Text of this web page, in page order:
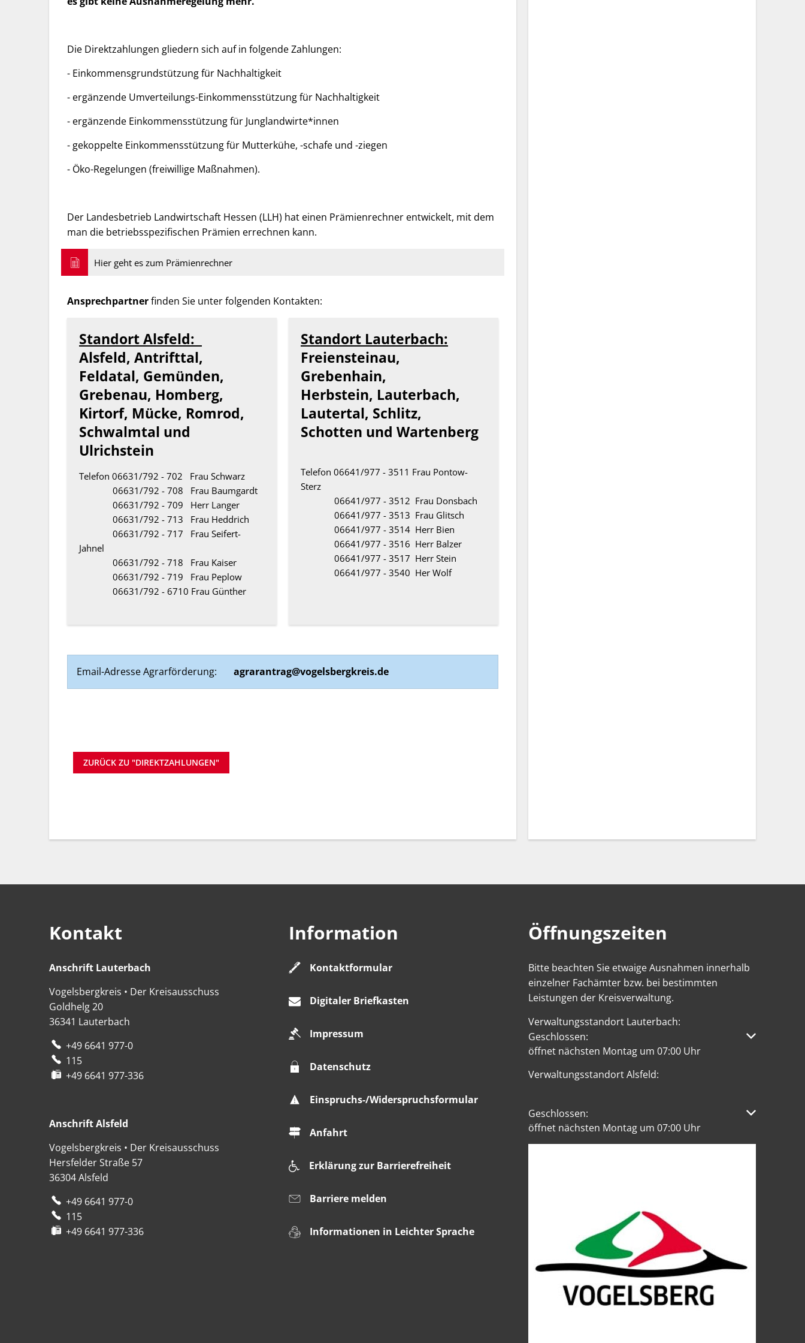
Die Direktzahlungen gliedern sich auf in folgende Zahlungen:
- Einkommensgrundstützung für Nachhaltigkeit
- ergänzende Umverteilungs-Einkommensstützung für Nachhaltigkeit
- ergänzende Einkommensstützung für Junglandwirte*innen
- gekoppelte Einkommensstützung für Mutterkühe, -schafe und -ziegen
- Öko-Regelungen (freiwillige Maßnahmen).
Der Landesbetrieb Landwirtschaft Hessen (LLH) hat einen Prämienrechner entwickelt, mit dem
man die betriebsspezifischen Prämien errechnen kann.
Hier geht es zum Prämienrechner
Ansprechpartnerfinden Sie unter folgenden Kontakten:
Standort Alsfeld:
Alsfeld, Antrifttal,
Feldatal, Gemünden,
Grebenau, Homberg,
Kirtorf, Mücke, Romrod,
Schwalmtal und
Ulrichstein
Telefon 06631/792 - 702 Frau Schwarz
06631/792 - 708 Frau Baumgardt
06631/792 - 709 Herr Langer
06631/792 - 713 Frau Heddrich
06631/792 - 717 Frau Seifert-
Jahnel
06631/792 - 718 Frau Kaiser
06631/792 - 719 Frau Peplow
06631/792 - 6710 Frau Günther
Standort Lauterbach:
Freiensteinau,
Grebenhain,
Herbstein, Lauterbach,
Lautertal, Schlitz,
Schotten und Wartenberg
Telefon 06641/977 - 3511 Frau Pontow-
Sterz
06641/977 - 3512 Frau Donsbach
06641/977 - 3513 Frau Glitsch
06641/977 - 3514 Herr Bien
06641/977 - 3516 Herr Balzer
06641/977 - 3517 Herr Stein
06641/977 - 3540 Her Wolf
Email-Adresse Agrarförderung: agrarantrag@vogelsbergkreis.de
ZURÜCK ZU "DIREKTZAHLUNGEN"
Kontakt
Anschrift Lauterbach
Vogelsbergkreis • Der Kreisausschuss
Goldhelg 20
36341 Lauterbach
+49 6641 977-0
115
+49 6641 977-336
Anschrift Alsfeld
Vogelsbergkreis • Der Kreisausschuss
Hersfelder Straße 57
36304Alsfeld
+49 6641 977-0
115
+49 6641 977-336
Information
Kontaktformular
Digitaler Briefkasten
Impressum
Datenschutz
Einspruchs-/Widerspruchsformular
Anfahrt
Erklärung zur Barrierefreiheit
Barriere melden
Informationen in Leichter Sprache
Öffnungszeiten
Bitte beachten Sie etwaige Ausnahmen innerhalb
einzelner Fachämter bzw. bei bestimmten
Leistungen der Kreisverwaltung.
Verwaltungsstandort Lauterbach:
Klicken, um weitere Öffnungs- oder Schließzeiten
Geschlossen:
öffnet nächsten Montag um 07:00 Uhr
Verwaltungsstandort Alsfeld:
Klicken, um weitere Öffnungs- oder Schließzeiten
Geschlossen:
öffnet nächsten Montag um 07:00 Uhr